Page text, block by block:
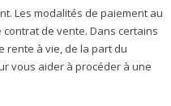
Les modalités de paiement au
de vente. Dans certains
rente à vie, de la part du
vous aider à procéder à une